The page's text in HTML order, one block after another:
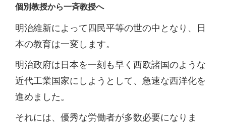
個別教授から一斉教授へ
明治維新によって四民平等の世の中となり、日
本の教育は一変します。
明治政府は日本を一刻も早く西欧諸国のような
近代工業国家にしようとして、急速な西洋化を
進めました。
それには、優秀な労働者が多数必要になりま